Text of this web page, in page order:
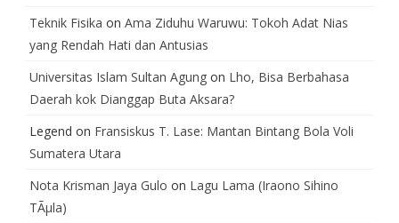
Teknik Fisika on Ama Ziduhu Waruwu: Tokoh Adat Nias
yang Rendah Hati dan Antusias
Universitas Islam Sultan Agung on Lho, Bisa Berbahasa
Daerah kok Dianggap Buta Aksara?
Legend on Fransiskus T. Lase: Mantan Bintang Bola Voli
Sumatera Utara
Nota Krisman Jaya Gulo on Lagu Lama (Iraono Sihino
TÃµla)